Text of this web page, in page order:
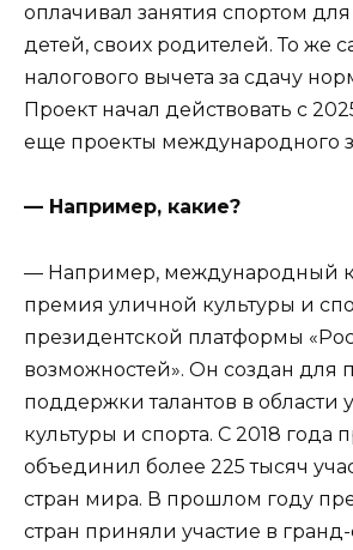
оплачивал занятия спортом для
детей, своих родителей. То же
налогового вычета за сдачу
Проект начал действовать с
еще проекты международного
— Например, какие?
— Например, международный
премия уличной культуры и
президентской платформы
возможностей». Он создан для
поддержки талантов в области
культуры и спорта. С 2018 года
объединил более 225 тысяч
стран мира. В прошлом году
стран приняли участие в